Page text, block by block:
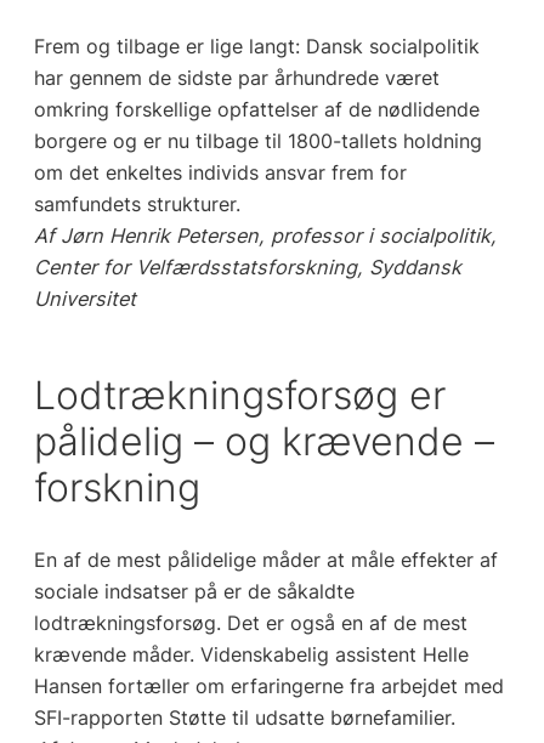
Frem og tilbage er lige langt: Dansk socialpolitik
har gennem de sidste par århundrede været
omkring forskellige opfattelser af de nødlidende
borgere og er nu tilbage til 1800-tallets holdning
om det enkeltes individs ansvar frem for
samfundets strukturer.
Af Jørn Henrik Petersen, professor i socialpolitik,
Center for Velfærdsstatsforskning, Syddansk
Universitet
Lodtrækningsforsøg er
pålidelig – og krævende –
forskning
En af de mest pålidelige måder at måle effekter af
sociale indsatser på er de såkaldte
lodtrækningsforsøg. Det er også en af de mest
krævende måder. Videnskabelig assistent Helle
Hansen fortæller om erfaringerne fra arbejdet med
SFI-rapporten Støtte til udsatte børnefamilier.